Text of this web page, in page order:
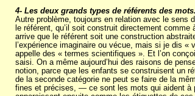
4- Les deux grands types de référents des mots.
Autre problème, toujours en relation avec le sens
le référent, qu’il soit construit directement
arrive que le référent soit une construction
l’expérience imaginaire ou vécue, mais si je dis «
appelle des « termes scientifiques ». Et l’on
saisi. On a même aujourd’hui des raisons de
notion, parce que les enfants se construisent un
de la seconde catégorie ne peut se faire de la
fines et précises, — ce sont les mots qui aident à